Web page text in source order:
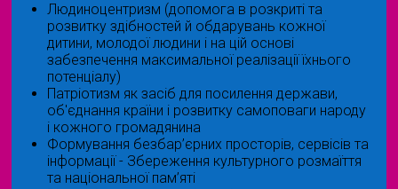
Людиноцентризм (допомога в розкриті та
розвитку здібностей й обдарувань кожної
дитини, молодої людини і на цій основі
забезпечення максимальної реалізації їхнього
потенціалу)
Патріотизм як засіб для посилення держави,
об'єднання країни і розвитку самоповаги народу
і кожного громадянина
Формування безбар’єрних просторів, сервісів та
інформації - Збереження культурного розмаїття
та національної пам’яті